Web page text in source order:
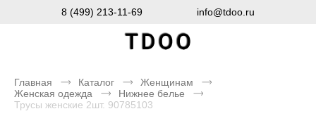
8 (499) 213-11-69 info@tdoo.ru
Главная Каталог
Женщинам
Женская одежда
Нижнее белье
Трусы женские 2шт. 90785103